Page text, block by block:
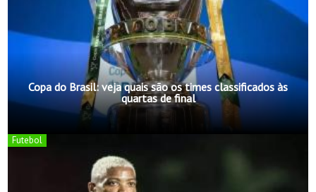
Copa do Brasil: veja quais são os times classificados às
quartas de final
Futebol